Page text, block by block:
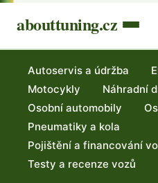
abouttuning.cz
Autoservis a údržba
Motocykly
Náhradní
Osobní automobily
Pneumatiky a kola
Pojištění a financování
Testy a recenze vozů